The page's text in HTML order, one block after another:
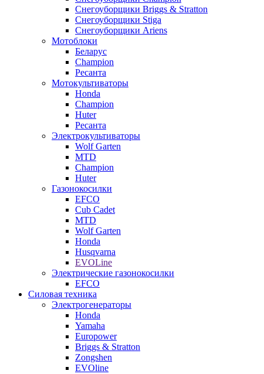
Снегоуборщики Briggs & Stratton
Снегоуборщики Stiga
Снегоуборщики Ariens
Мотоблоки
Беларус
Champion
Ресанта
Мотокультиваторы
Honda
Champion
Huter
Ресанта
Электрокультиваторы
Wolf Garten
MTD
Champion
Huter
Газонокосилки
EFCO
Cub Cadet
MTD
Wolf Garten
Honda
Husqvarna
EVOLine
Электрические газонокосилки
EFCO
Силовая техника
Электрогенераторы
Honda
Yamaha
Europower
Briggs & Stratton
Zongshen
EVOline